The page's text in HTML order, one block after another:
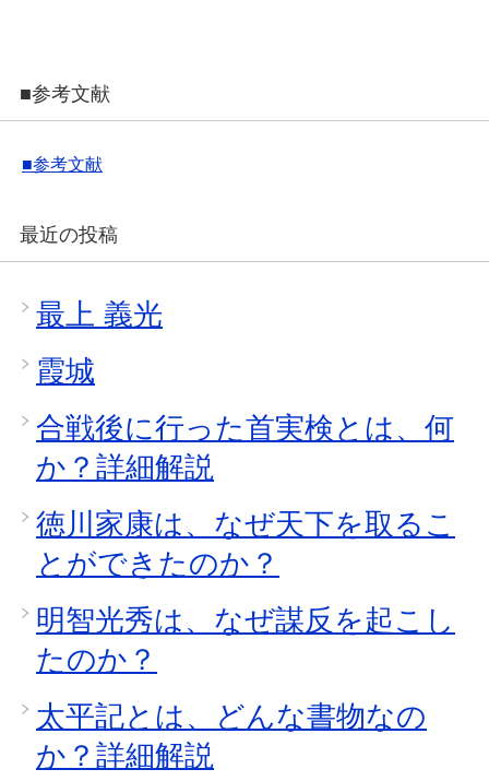
■参考文献
■参考文献
最近の投稿
最上 義光
霞城
合戦後に行った首実検とは、何
か？詳細解説
徳川家康は、なぜ天下を取るこ
とができたのか？
明智光秀は、なぜ謀反を起こし
たのか？
太平記とは、どんな書物なの
か？詳細解説